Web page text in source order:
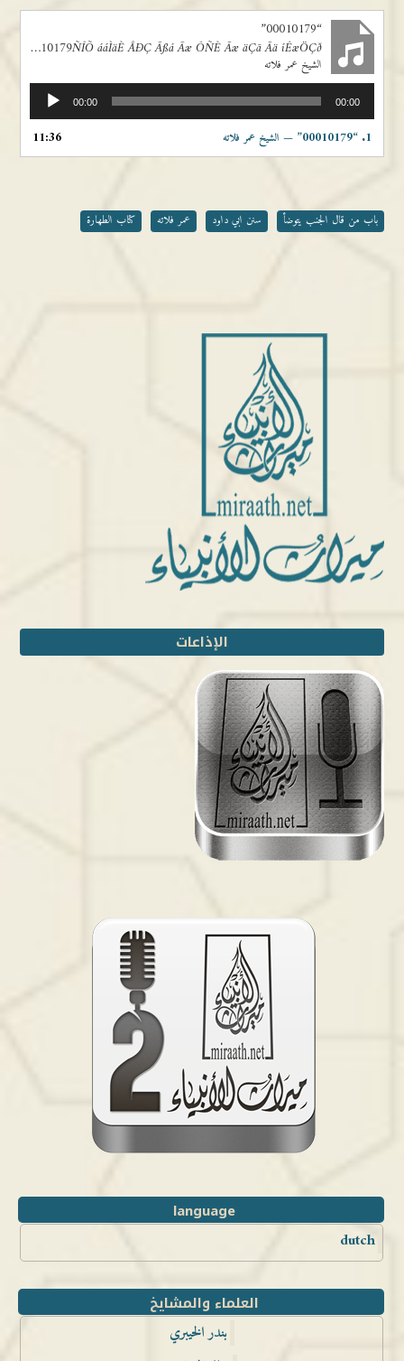
“00010179”
00010179ÑÎÕ ááÌäÈ ÅÐÇ Ãßá Ãæ ÔÑÈ Ãæ äÇã Ãä íÊæÖÇð
الشيخ عمر فلاته
الصوت
00:00 00:00
1.
“00010179” — الشيخ عمر فلاته 11:36
باب من قال الجنب يتوضأ سنن ابي داود عمر فلاته كتاب الطهارة
الإذاعات
language
dutch
العلماء والمشايخ
بندر الخيبري